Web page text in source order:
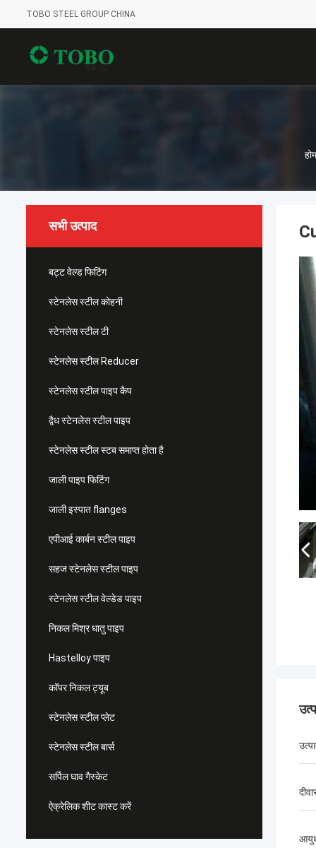
TOBO STEEL GROUP CHINA
होम
सभी उत्पाद
बट्ट वेल्ड फिटिंग
स्टेनलेस स्टील कोहनी
स्टेनलेस स्टील टी
स्टेनलेस स्टील Reducer
स्टेनलेस स्टील पाइप कैप
द्वैध स्टेनलेस स्टील पाइप
स्टेनलेस स्टील स्टब समाप्त होता है
जाली पाइप फिटिंग
जाली इस्पात flanges
एपीआई कार्बन स्टील पाइप
सहज स्टेनलेस स्टील पाइप
स्टेनलेस स्टील वेल्डेड पाइप
निकल मिश्र धातु पाइप
Hastelloy पाइप
कॉपर निकल ट्यूब
स्टेनलेस स्टील प्लेट
स्टेनलेस स्टील बार्स
सर्पिल घाव गैस्केट
ऐक्रेलिक शीट कास्ट करें
आयुध